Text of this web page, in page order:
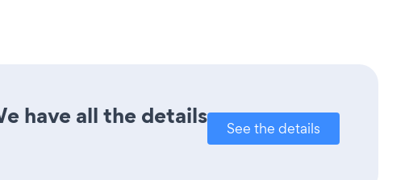
have all the details
See the details